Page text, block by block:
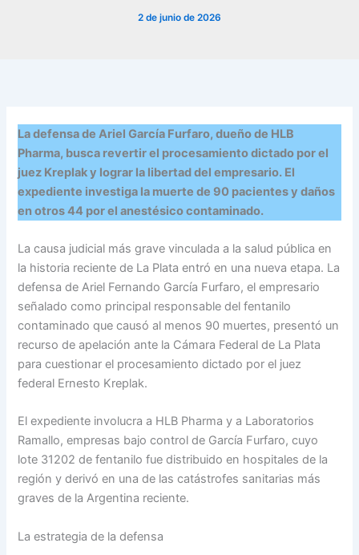
2 de junio de 2026
La defensa de Ariel García Furfaro, dueño de HLB
Pharma, busca revertir el procesamiento dictado por el
juez Kreplak y lograr la libertad del empresario. El
expediente investiga la muerte de 90 pacientes y daños
en otros 44 por el anestésico contaminado.
La causa judicial más grave vinculada a la salud pública en
la historia reciente de La Plata entró en una nueva etapa. La
defensa de Ariel Fernando García Furfaro, el empresario
señalado como principal responsable del fentanilo
contaminado que causó al menos 90 muertes, presentó un
recurso de apelación ante la Cámara Federal de La Plata
para cuestionar el procesamiento dictado por el juez
federal Ernesto Kreplak.
El expediente involucra a HLB Pharma y a Laboratorios
Ramallo, empresas bajo control de García Furfaro, cuyo
lote 31202 de fentanilo fue distribuido en hospitales de la
región y derivó en una de las catástrofes sanitarias más
graves de la Argentina reciente.
La estrategia de la defensa